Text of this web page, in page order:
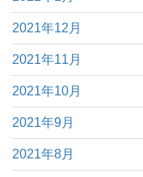
2021年12月
2021年11月
2021年10月
2021年9月
2021年8月